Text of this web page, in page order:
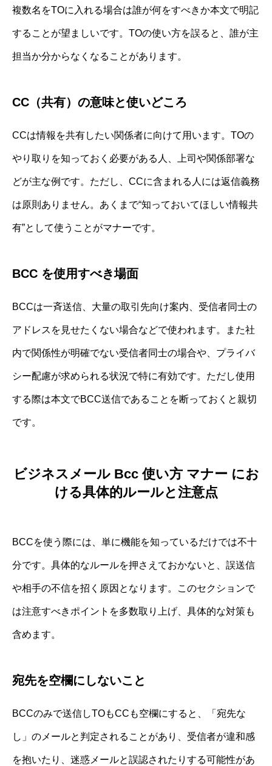
複数名をTOに入れる場合は誰が何をすべきか本文で明記
することが望ましいです。TOの使い方を誤ると、誰が主
担当か分からなくなることがあります。
CC（共有）の意味と使いどころ
CCは情報を共有したい関係者に向けて用います。TOの
やり取りを知っておく必要がある人、上司や関係部署な
どが主な例です。ただし、CCに含まれる人には返信義務
は原則ありません。あくまで“知っておいてほしい情報共
有”として使うことがマナーです。
BCC を使用すべき場面
BCCは一斉送信、大量の取引先向け案内、受信者同士の
アドレスを見せたくない場合などで使われます。また社
内で関係性が明確でない受信者同士の場合や、プライバ
シー配慮が求められる状況で特に有効です。ただし使用
する際は本文でBCC送信であることを断っておくと親切
です。
ビジネスメール Bcc 使い方 マナー にお
ける具体的ルールと注意点
BCCを使う際には、単に機能を知っているだけでは不十
分です。具体的なルールを押さえておかないと、誤送信
や相手の不信を招く原因となります。このセクションで
は注意すべきポイントを多数取り上げ、具体的な対策も
含めます。
宛先を空欄にしないこと
BCCのみで送信しTOもCCも空欄にすると、「宛先な
し」のメールと判定されることがあり、受信者が違和感
を抱いたり、迷惑メールと誤認されたりする可能性があ